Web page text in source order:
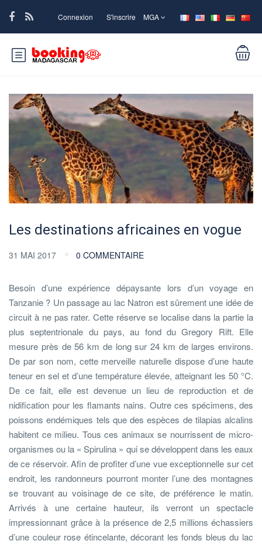
Connexion S'inscrire MGA
Les destinations africaines en vogue
31 MAI 2017 0 COMMENTAIRE
Besoin d’une expérience dépaysante lors d’un voyage en
Tanzanie ? Un passage au lac Natron est sûrement une idée de
circuit à ne pas rater. Cette réserve se localise dans la partie la
plus septentrionale du pays, au fond du Gregory Rift. Elle
mesure près de 56 km de long sur 24 km de larges environs.
De par son nom, cette merveille naturelle dispose d’une haute
teneur en sel et d’une température élevée, atteignant les 50 °C.
De ce fait, elle est devenue un lieu de reproduction et de
nidification pour les flamants nains. Outre ces spécimens, des
poissons endémiques tels que des espèces de tilapias alcalins
habitent ce milieu. Tous ces animaux se nourrissent de micro-
organismes ou la « Spirulina » qui se développent dans les eaux
de ce réservoir. Afin de profiter d’une vue exceptionnelle sur cet
endroit, les randonneurs pourront monter l’une des montagnes
se trouvant au voisinage de ce site, de préférence le matin.
Arrivés à une certaine hauteur, ils verront un spectacle
impressionnant grâce à la présence de 2,5 millions échassiers
d’une couleur rose étincelante, décorant les fonds bleus du lac